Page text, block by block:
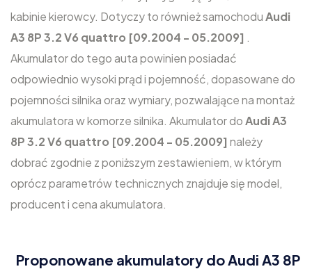
kabinie kierowcy. Dotyczy to również samochoduAudi
A3 8P 3.2 V6 quattro [09.2004 - 05.2009] .
Akumulator do tego auta powinien posiadać
odpowiednio wysoki prąd i pojemność, dopasowane do
pojemności silnika oraz wymiary, pozwalające na montaż
akumulatora w komorze silnika. Akumulator doAudi A3
8P 3.2 V6 quattro [09.2004 - 05.2009] należy
dobrać zgodnie z poniższym zestawieniem, w którym
oprócz parametrów technicznych znajduje się model,
producent i cena akumulatora.
Proponowane akumulatory do Audi A3 8P